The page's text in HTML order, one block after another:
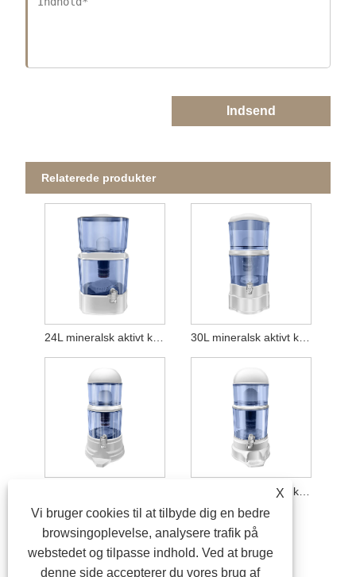
Indsend
Relaterede produkter
24L mineralsk aktivt kul vandrenser 30L mineralsk aktivt kul vandrenser
14L mineralsk aktivt kul vandrenser
X
Vi bruger cookies til at tilbyde dig en bedre
browsingoplevelse, analysere trafik på
webstedet og tilpasse indhold. Ved at bruge
denne side accepterer du vores brug af